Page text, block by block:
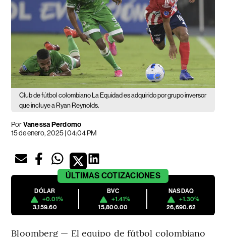
Club de fútbol colombiano La Equidad es adquirido por grupo inversor
que incluye a Ryan Reynolds.
PorVanessa Perdomo
15 de enero, 2025 | 04:04 PM
ÚLTIMAS COTIZACIONES
DÓLAR
+0.01%
3,159.60
BVC
+1.41%
15,800.00
NASDAQ
+1.30%
26,690.62
Bloomberg — El equipo de fútbol colombiano